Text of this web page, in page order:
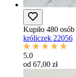
Kupiło 480 osób
króliczek 22056
5.0
od 67,00 zł